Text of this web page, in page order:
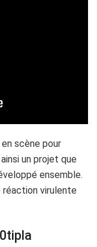
scène pour
un projet que
ensemble.
réaction virulente